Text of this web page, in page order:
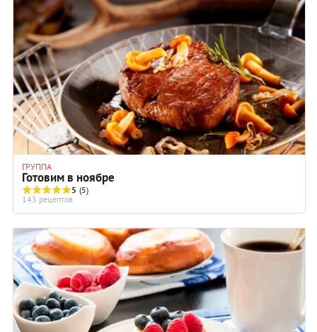
ГРУППА
Готовим в ноябре
5 (5)
143 рецептов